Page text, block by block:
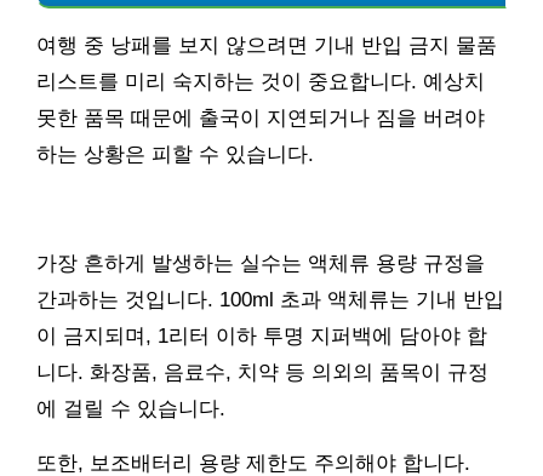
여행 중 낭패를 보지 않으려면 기내 반입 금지 물품
리스트를 미리 숙지하는 것이 중요합니다. 예상치
못한 품목 때문에 출국이 지연되거나 짐을 버려야
하는 상황은 피할 수 있습니다.
가장 흔하게 발생하는 실수는 액체류 용량 규정을
간과하는 것입니다. 100ml 초과 액체류는 기내 반입
이 금지되며, 1리터 이하 투명 지퍼백에 담아야 합
니다. 화장품, 음료수, 치약 등 의외의 품목이 규정
에 걸릴 수 있습니다.
또한, 보조배터리 용량 제한도 주의해야 합니다.